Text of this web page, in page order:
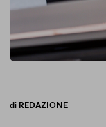
di REDAZIONE